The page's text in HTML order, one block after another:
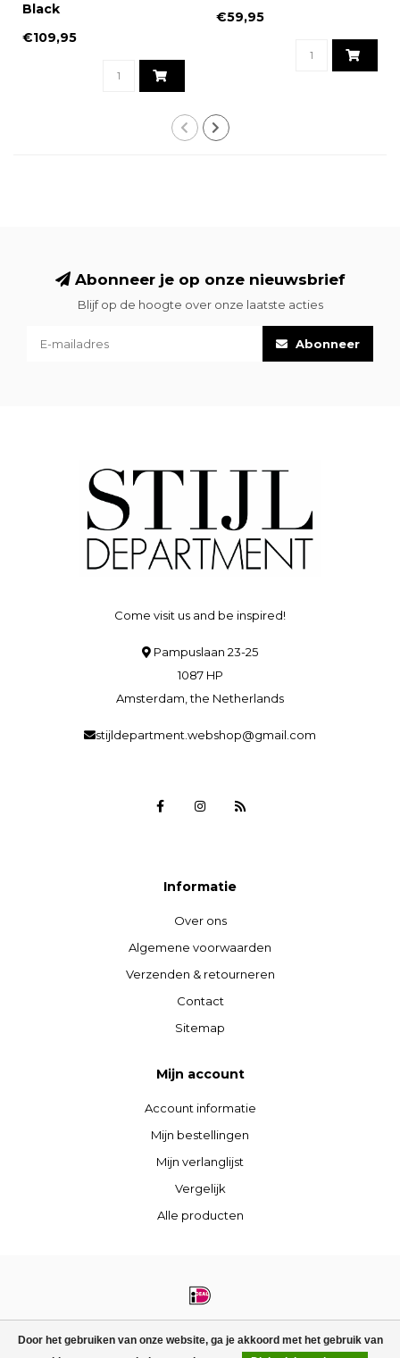
Black
€109,95
€59,95
Door het gebruiken van onze website, ga je akkoord met het gebruik van
Abonneer je op onze nieuwsbrief
Blijf op de hoogte over onze laatste acties
Abonneer
Come visit us and be inspired!
Pampuslaan 23-25
1087 HP
Amsterdam, the Netherlands
stijldepartment.webshop@gmail.com
Informatie
Over ons
Algemene voorwaarden
Verzenden & retourneren
Contact
Sitemap
Mijn account
Account informatie
Mijn bestellingen
Mijn verlanglijst
Vergelijk
Alle producten
© Copyright 2026 STIJLdepartment - Powered byLightspeed- Theme by